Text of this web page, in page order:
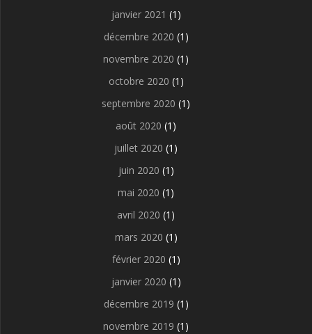
janvier 2021 (1)
décembre 2020 (1)
novembre 2020 (1)
octobre 2020 (1)
septembre 2020 (1)
août 2020 (1)
juillet 2020 (1)
juin 2020 (1)
mai 2020 (1)
avril 2020 (1)
mars 2020 (1)
février 2020 (1)
janvier 2020 (1)
décembre 2019 (1)
novembre 2019 (1)